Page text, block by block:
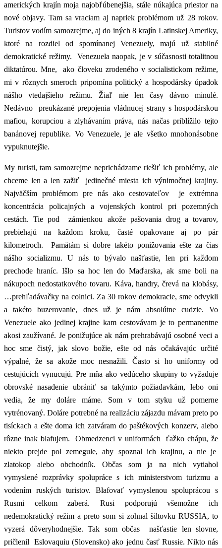
amerických krajín moja najobľúbenejšia, stále núkajúca priestor na
nové objavy. Tam sa vraciam aj napriek problémom už 28 rokov.
Turistov vodím samozrejme, aj do iných 8 krajín Latinskej Ameriky,
ktoré na rozdiel od spomínanej Venezuely, majú už stabilné
demokratické režimy. Venezuela naopak, je v súčasnosti totalitnou
diktatúrou. Mne, ako človeku zrodeného v socialistickom režime,
mi v rôznych smeroch pripomína politický a hospodársky úpadok
nášho vtedajšieho režimu. Žiaľ nie len časy dávno minulé.
Nedávno preukázané prepojenia vládnucej strany s hospodárskou
mafiou, korupciou a zlyhávaním práva, nás načas priblížilo tejto
banánovej republike. Vo Venezuele, je ale všetko mnohonásobne
vypuknutejšie.
My turisti, tam samozrejme neprichádzame riešiť ich problémy, ale
chceme len a len zažiť jedinečné miesta ich výnimočnej krajiny.
Najväčším problémom pre nás ako cestovateľov je extrémna
koncentrácia policajných a vojenských kontrol pri pozemných
cestách. Tie pod zámienkou akože pašovania drog a tovarov,
prebiehajú na každom kroku, časté opakovane aj po pár
kilometroch. Pamätám si dobre takéto ponižovania ešte za čias
nášho socializmu. U nás to bývalo našťastie, len pri každom
prechode hraníc. Išlo sa hoc len do Maďarska, ak sme boli na
nákupoch nedostatkového tovaru. Káva, handry, črevá na klobásy,
…prehľadávačky na colnici. Za 30 rokov demokracie, sme odvykli
a takéto buzerovanie, dnes už je nám absolútne cudzie. Vo
Venezuele ako jedinej krajine kam cestovávam je to permanentne
akosi zaužívané. Je ponižujúce ak nám prehrabávajú osobné veci a
hoc sme čistý, jak slovo božie, ešte od nás očakávajúc určité
výpalné, že sa akože moc nesnažili. Často si ho uniformy od
cestujúcich vynucujú. Pre mňa ako vedúceho skupiny to vyžaduje
obrovské nasadenie ubrániť sa takýmto požiadavkám, lebo oni
vedia, že my doláre máme. Som v tom styku už pomerne
vytrénovaný. Doláre potrebné na realizáciu zájazdu mávam preto po
tisíckach a ešte doma ich zatváram do paštékových konzerv, alebo
rôzne inak blafujem. Obmedzenci v uniformách ťažko chápu, že
niekto prejde pol zemegule, aby spoznal ich krajinu, a nie je
zlatokop alebo obchodník. Občas som ja na nich vytiahol
vymyslené rozprávky spolupráce s ich ministerstvom turizmu a
vodením ruských turistov. Blafovať vymyslenou spoluprácou s
Rusmi celkom zaberá. Rusi podporujú všemožne ich
nedemokratický režim a preto som si zohnal šiltovku RUSSIA, to
vyzerá dôveryhodnejšie. Tak som občas našťastie len slovne,
pričlenil Eslovaquiu (Slovensko) ako jednu časť Russie. Nikto nás